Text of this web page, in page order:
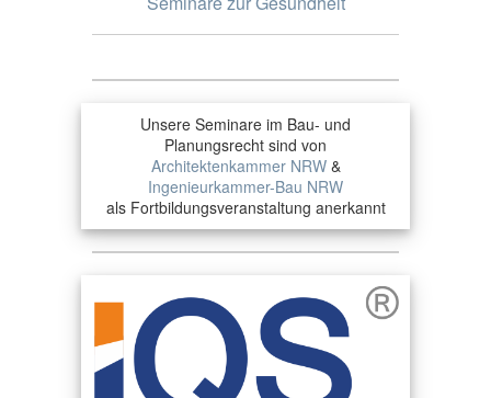
Unsere Seminare im Bau- und
Planungsrecht sind von
Architektenkammer NRW&
Ingenieurkammer-Bau NRW
als Fortbildungsveranstaltung anerkannt